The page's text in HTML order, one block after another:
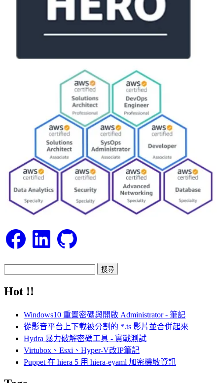
FacebookLinkedIn GitHub
關
Hot !!
Windows10 重置密碼與開啟 Administrator - 筆記
從影音平台上下載被分割的 *.ts 影片並合併起來
Hydra 暴力破解密碼工具 - 實戰測試
Virtubox、Esxi、Hyper-V改IP筆記
Puppet 在 hiera 5 用 hiera-eyaml 加密機敏資訊